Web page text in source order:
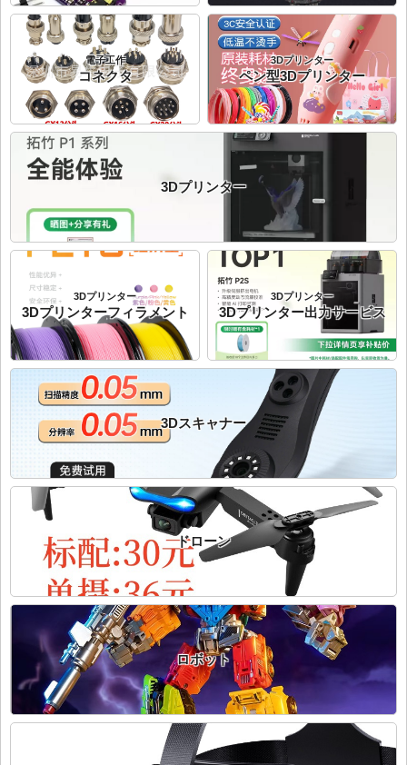
電子工作
コネクタ
3Dプリンター
3Dプリンター
ペン型3Dプリンター
3Dプリンター
3Dプリンターフィラメント
3Dプリンター
3Dプリンター出力サービス
3Dスキャナー
ドローン
ロボット